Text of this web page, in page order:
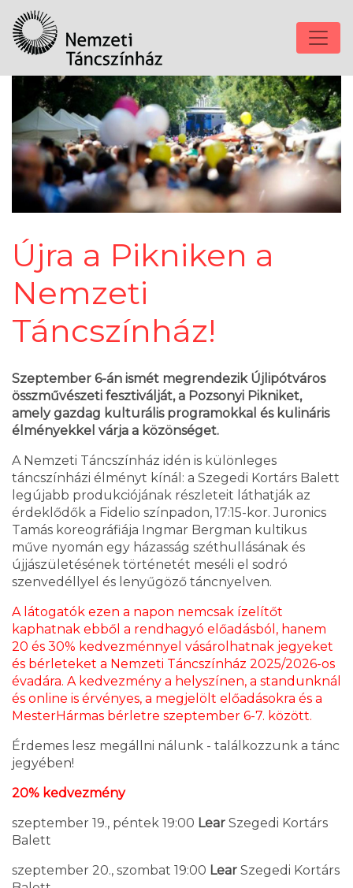
Újra a Pikniken a
Nemzeti
Táncszínház!
Szeptember 6-án ismét megrendezik Újlipótváros
összművészeti fesztiválját, a Pozsonyi Pikniket,
amely gazdag kulturális programokkal és kulináris
élményekkel várja a közönséget.
A Nemzeti Táncszínház idén is különleges
táncszínházi élményt kínál: a Szegedi Kortárs Balett
legújabb produkciójának részleteit láthatják az
érdeklődők a Fidelio színpadon, 17:15-kor. Juronics
Tamás koreográfiája Ingmar Bergman kultikus
műve nyomán egy házasság széthullásának és
újjászületésének történetét meséli el sodró
szenvedéllyel és lenyűgöző táncnyelven.
A látogatók ezen a napon nemcsak ízelítőt
kaphatnak ebből a rendhagyó előadásból, hanem
20 és 30% kedvezménnyel vásárolhatnak jegyeket
és bérleteket a Nemzeti Táncszínház 2025/2026-os
évadára. A kedvezmény a helyszínen, a standunknál
és online is érvényes, a megjelölt előadásokra és a
MesterHármas bérletre szeptember 6-7. között.
Érdemes lesz megállni nálunk - találkozzunk a tánc
jegyében!
20% kedvezmény
szeptember 19., péntek 19:00 Lear Szegedi Kortárs
Balett
szeptember 20., szombat 19:00 Lear Szegedi Kortárs